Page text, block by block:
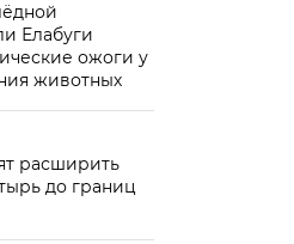
Елабуги
ожоги у
животных
расширить
до границ